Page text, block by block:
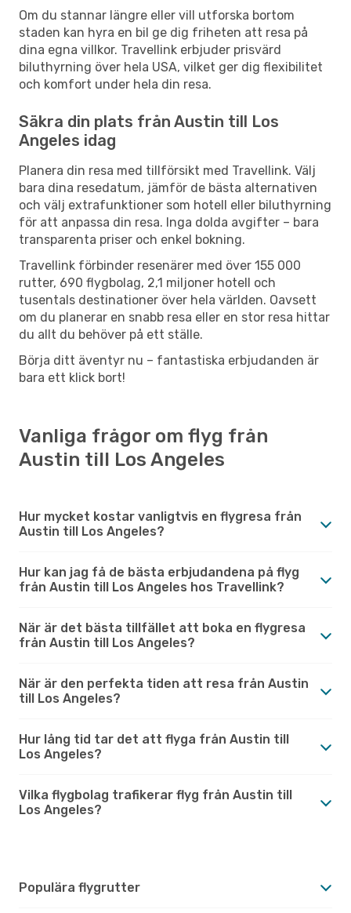
Om du stannar längre eller vill utforska bortom
staden kan hyra en bil ge dig friheten att resa på
dina egna villkor. Travellink erbjuder prisvärd
biluthyrning över hela USA, vilket ger dig flexibilitet
och komfort under hela din resa.
Säkra din plats från Austin till Los
Angeles idag
Planera din resa med tillförsikt med Travellink. Välj
bara dina resedatum, jämför de bästa alternativen
och välj extrafunktioner som hotell eller biluthyrning
för att anpassa din resa. Inga dolda avgifter – bara
transparenta priser och enkel bokning.
Travellink förbinder resenärer med över 155 000
rutter, 690 flygbolag, 2,1 miljoner hotell och
tusentals destinationer över hela världen. Oavsett
om du planerar en snabb resa eller en stor resa hittar
du allt du behöver på ett ställe.
Börja ditt äventyr nu – fantastiska erbjudanden är
bara ett klick bort!
Vanliga frågor om flyg från
Austin till Los Angeles
Hur mycket kostar vanligtvis en flygresa från
Austin till Los Angeles?
Hur kan jag få de bästa erbjudandena på flyg
från Austin till Los Angeles hos Travellink?
När är det bästa tillfället att boka en flygresa
från Austin till Los Angeles?
När är den perfekta tiden att resa från Austin
till Los Angeles?
Hur lång tid tar det att flyga från Austin till
Los Angeles?
Vilka flygbolag trafikerar flyg från Austin till
Los Angeles?
Populära flygrutter